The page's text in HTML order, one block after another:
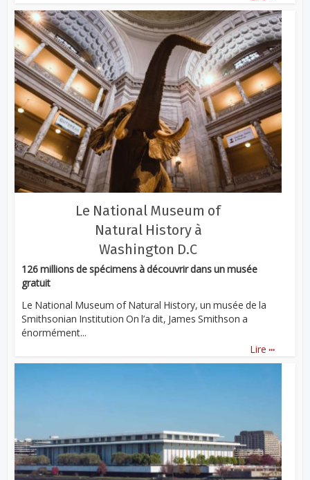
Le National Museum of
Natural History à
Washington D.C
126 millions de spécimens à découvrir dans un musée
gratuit
Le National Museum of Natural History, un musée de la
Smithsonian Institution On l’a dit, James Smithson a
énormément...
Lire ...